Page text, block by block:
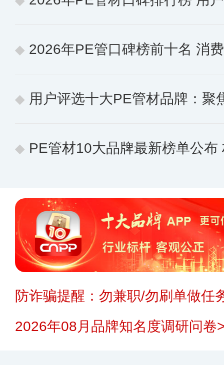
2026年PE管口碑榜前十名 消费
用户评选十大PE管材品牌：聚焦
PE管材10大品牌最新榜单公布
防诈骗提醒：勿兼职/勿刷单做任
2026年08月品牌知名度调研问卷